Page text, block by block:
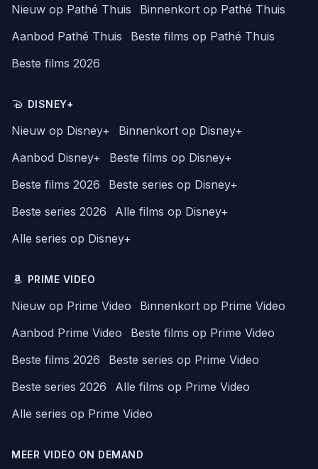
Nieuw op Pathé Thuis
Binnenkort op Pathé Thuis
Aanbod Pathé Thuis
Beste films op Pathé Thuis
Beste films 2026
DISNEY+
Nieuw op Disney+
Binnenkort op Disney+
Aanbod Disney+
Beste films op Disney+
Beste films 2026
Beste series op Disney+
Beste series 2026
Alle films op Disney+
Alle series op Disney+
PRIME VIDEO
Nieuw op Prime Video
Binnenkort op Prime Video
Aanbod Prime Video
Beste films op Prime Video
Beste films 2026
Beste series op Prime Video
Beste series 2026
Alle films op Prime Video
Alle series op Prime Video
MEER VIDEO ON DEMAND